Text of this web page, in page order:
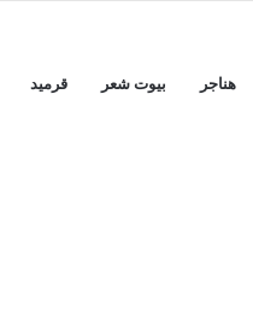
هناجر بيوت شعر قرميد